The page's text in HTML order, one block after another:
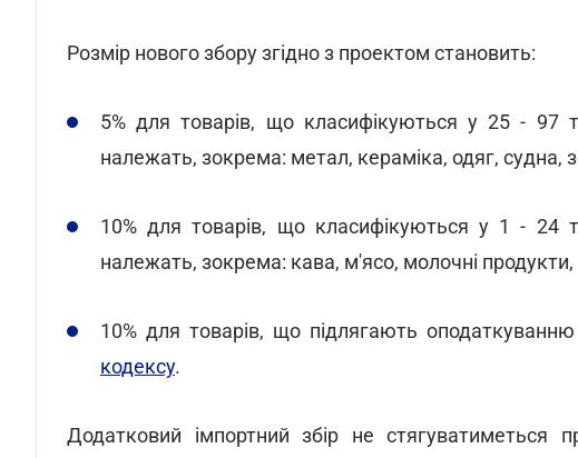
Розмір нового збору згідно з проектом становить:
5% для товарів, що класифікуються у 25 - 97
належать, зокрема: метал, кераміка, одяг, судна,
10% для товарів, що класифікуються у 1 - 24
належать, зокрема: кава, м'ясо, молочні продукти,
10% для товарів, що підлягають
кодексу.
Додатковий імпортний збір не стягуватиметься